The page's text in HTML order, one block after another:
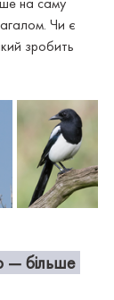
Чи є
зробить
— більше